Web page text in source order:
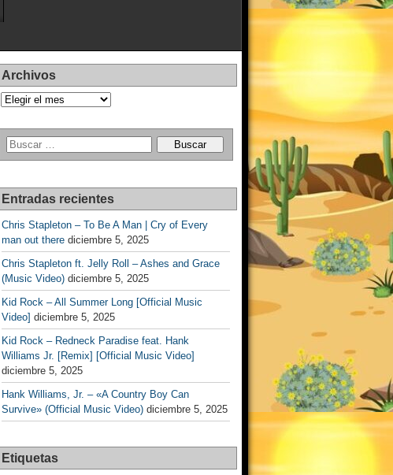
Archivos
Archivos
Entradas recientes
Chris Stapleton – To Be A Man | Cry of Every
man out there diciembre 5, 2025
Chris Stapleton ft. Jelly Roll – Ashes and Grace
(Music Video) diciembre 5, 2025
Kid Rock – All Summer Long [Official Music
Video] diciembre 5, 2025
Kid Rock – Redneck Paradise feat. Hank
Williams Jr. [Remix] [Official Music Video]
diciembre 5, 2025
Hank Williams, Jr. – «A Country Boy Can
Survive» (Official Music Video) diciembre 5, 2025
Etiquetas